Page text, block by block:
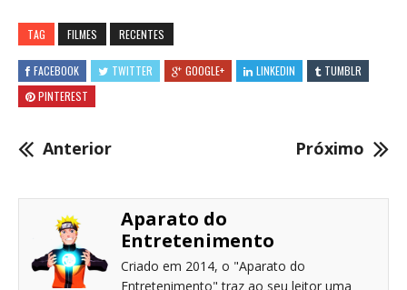
TAG FILMES RECENTES
FACEBOOK TWITTER GOOGLE+ LINKEDIN
TUMBLR
PINTEREST
Anterior Próximo
Aparato do
Entretenimento
Criado em 2014, o "Aparato do
Entretenimento" traz ao seu leitor uma